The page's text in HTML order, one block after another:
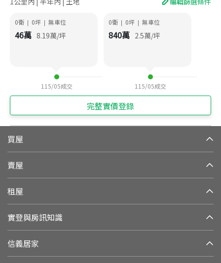
0衛 | 0坪 | 無車位
46萬 8.19萬/坪
115/05成交
0衛 | 0坪 | 無車位
840萬 2.5萬/坪
115/05成交
完整實價登錄
買屋
賣屋
租屋
實登與房訊知識
信義居家